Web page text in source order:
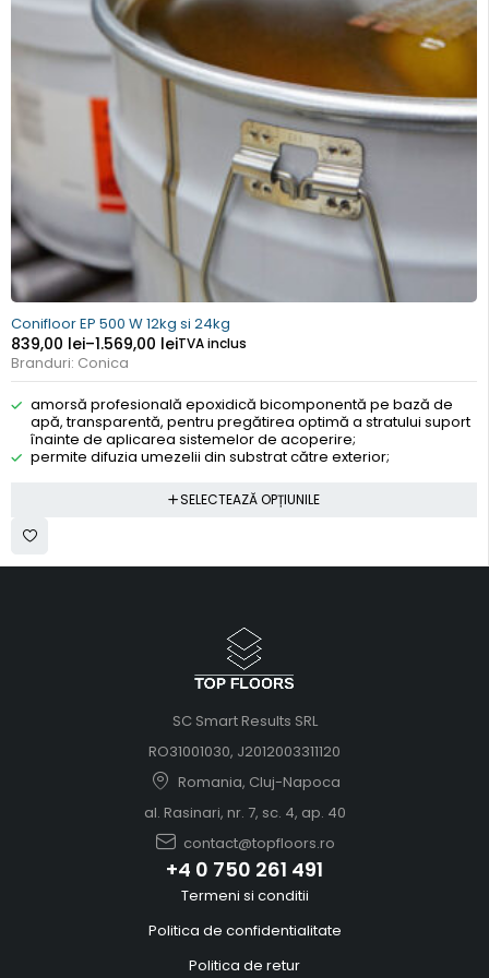
Conifloor EP 500 W 12kg si 24kg
839,00 lei–1.569,00 leiTVA inclus
Branduri: Conica
amorsă profesională epoxidică bicomponentă pe bază de
apă, transparentă, pentru pregătirea optimă a stratului suport
înainte de aplicarea sistemelor de acoperire;
permite difuzia umezelii din substrat către exterior;
SELECTEAZĂ OPȚIUNILE
SC Smart Results SRL
RO31001030, J2012003311120
Romania, Cluj-Napoca
al. Rasinari, nr. 7, sc. 4, ap. 40
contact@topfloors.ro
+4 0 750 261 491
Termeni si conditii
Politica de confidentialitate
Politica de retur